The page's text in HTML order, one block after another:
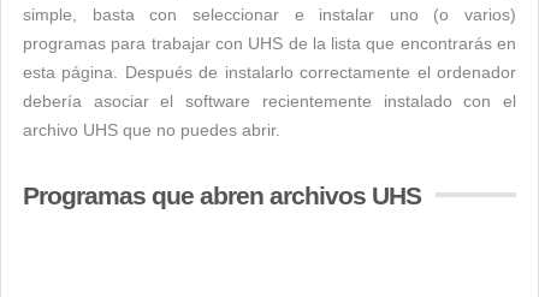
simple, basta con seleccionar e instalar uno (o varios)
programas para trabajar con UHS de la lista que encontrarás en
esta página. Después de instalarlo correctamente el ordenador
debería asociar el software recientemente instalado con el
archivo UHS que no puedes abrir.
Programas que abren archivos UHS